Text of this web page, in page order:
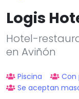
Logis
Hotel-
en Aviñón
Piscina Con
Se aceptan